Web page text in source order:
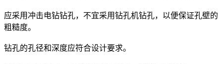
应采用冲击电钻钻孔，不宜采用钻孔机钻孔，以便保证孔壁的
粗糙度。
钻孔的孔径和深度应符合设计要求。